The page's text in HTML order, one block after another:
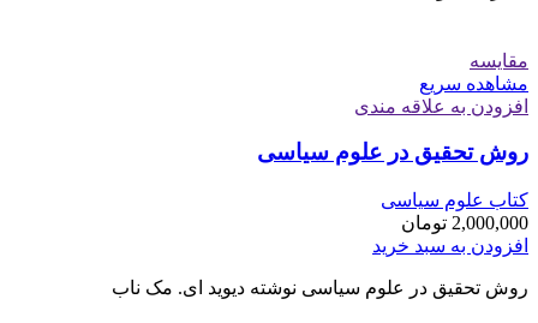
مقایسه
مشاهده سریع
افزودن به علاقه مندی
روش تحقیق در علوم سیاسی
کتاب علوم سیاسی
2,000,000 تومان
افزودن به سبد خرید
روش تحقیق در علوم سیاسی نوشته دیوید ای. مک ناب